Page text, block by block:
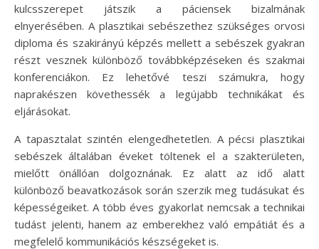
kulcsszerepet játszik a páciensek bizalmának
elnyerésében. A plasztikai sebészethez szükséges orvosi
diploma és szakirányú képzés mellett a sebészek gyakran
részt vesznek különböző továbbképzéseken és szakmai
konferenciákon. Ez lehetővé teszi számukra, hogy
naprakészen követhessék a legújabb technikákat és
eljárásokat.
A tapasztalat szintén elengedhetetlen. A pécsi plasztikai
sebészek általában éveket töltenek el a szakterületen,
mielőtt önállóan dolgoznának. Ez alatt az idő alatt
különböző beavatkozások során szerzik meg tudásukat és
képességeiket. A több éves gyakorlat nemcsak a technikai
tudást jelenti, hanem az emberekhez való empátiát és a
megfelelő kommunikációs készségeket is.